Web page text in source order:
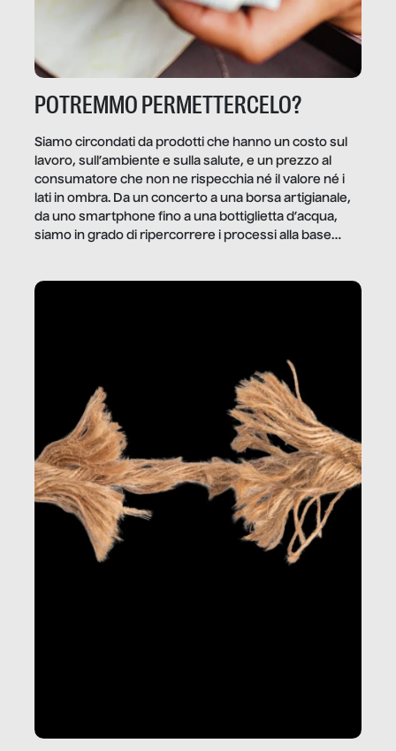
POTREMMO PERMETTERCELO?
Siamo circondati da prodotti che hanno un costo sul
lavoro, sull’ambiente e sulla salute, e un prezzo al
consumatore che non ne rispecchia né il valore né i
lati in ombra. Da un concerto a una borsa artigianale,
da uno smartphone fino a una bottiglietta d’acqua,
siamo in grado di ripercorrere i processi alla base
dietro gli oggetti e i servizi che fanno la nostra vita